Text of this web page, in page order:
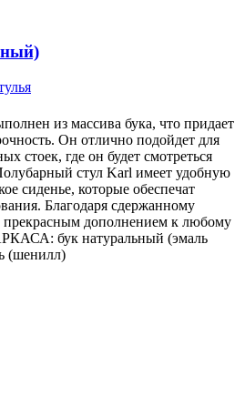
из массива бука, что придает
Он отлично подойдет для
стоек, где он будет смотреться
стул Karl имеет удобную
сиденье, которые обеспечат
Благодаря сдержанному
прекрасным дополнением к любому
бук натуральный (эмаль
(шенилл)